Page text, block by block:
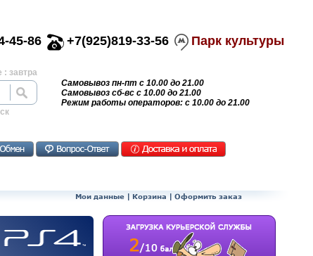
45-86 +7(925)819-33-56 Парк культуры
: завтра
Самовывоз пн-пт с 10.00 до 21.00
Самовывоз сб-вс с 10.00 до 21.00
Режим работы операторов: с 10.00 до 21.00
Мои данные | Корзина | Оформить заказ